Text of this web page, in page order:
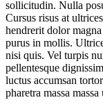
sollicitudin. Nulla
Cursus risus at
hendrerit dolor
purus in mollis.
nisi quis. Vel turpis
pellentesque
luctus accumsan
pharetra massa